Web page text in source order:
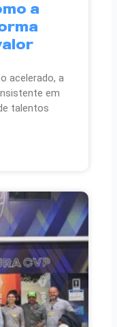
a
acelerado, a
em
talentos